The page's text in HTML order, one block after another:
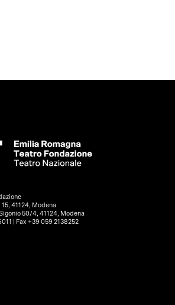
41124, Modena
50/4, 41124, Modena
| Fax +39 059 2138252